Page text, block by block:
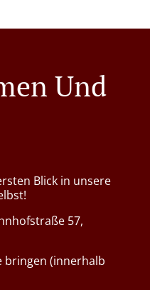
Und
Blick in unsere
57,
bringen (innerhalb